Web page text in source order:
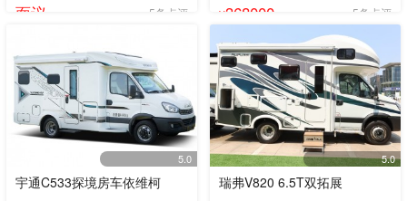
面议 5条点评 ¥368000 5条点评
5.0
宇通C533探境房车依维柯
5.0
瑞弗V820 6.5T双拓展